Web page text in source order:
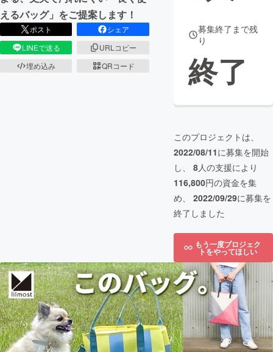
えるバッグ」をご提案します！
ポスト
シェア
LINEで送る
URLコピー
埋め込み
QRコード
募集終了まで残
り
終了
このプロジェクトは、
2022/08/11に募集を開始
し、 8人の支援により
116,800円の資金を集
め、 2022/09/29に募集を
終了しました
もう一度プロジェク
トをやってほしい